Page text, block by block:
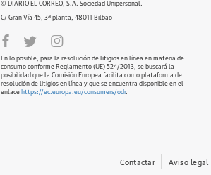
© DIARIO EL CORREO, S.A. Sociedad Unipersonal.
C/ Gran Vía 45, 3ª planta, 48011 Bilbao
En lo posible, para la resolución de litigios en línea en materia de
consumo conforme Reglamento (UE) 524/2013, se buscará la
posibilidad que la Comisión Europea facilita como plataforma de
resolución de litigios en línea y que se encuentra disponible en el
enlace https://ec.europa.eu/consumers/odr.
Contactar Aviso legal